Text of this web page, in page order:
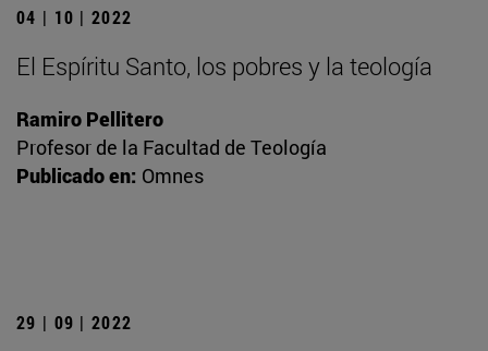
04 | 10 | 2022
El Espíritu Santo, los pobres y la teología
Ramiro Pellitero
Profesor de la Facultad de Teología
Publicado en: Omnes
29 | 09 | 2022